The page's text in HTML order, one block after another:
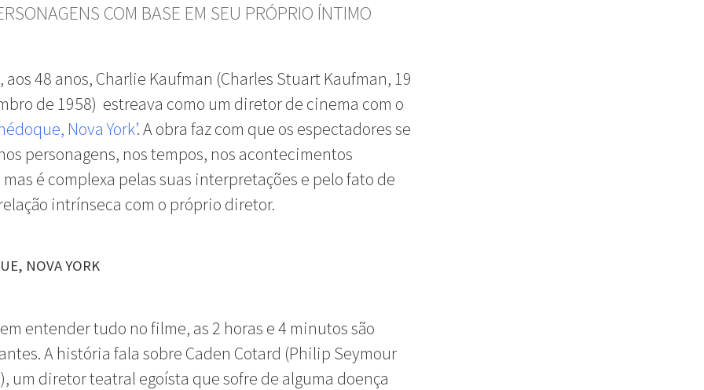
COM BASE EM SEU PRÓPRIO ÍNTIMO
aos 48 anos, Charlie Kaufman (Charles Stuart Kaufman, 19
de 1958) estreava como um diretor de cinema com o
Nova York’. A obra faz com que os espectadores se
personagens, nos tempos, nos acontecimentos
é complexa pelas suas interpretações e pelo fato de
intrínseca com o próprio diretor.
NOVA YORK
entender tudo no filme, as 2 horas e 4 minutos são
A história fala sobre Caden Cotard (Philip Seymour
um diretor teatral egoísta que sofre de alguma doença